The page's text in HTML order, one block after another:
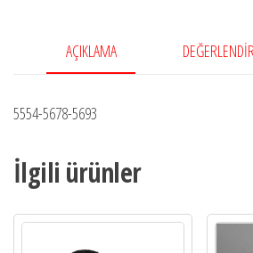
AÇIKLAMA
5554-5678-5693
İlgili ürünler